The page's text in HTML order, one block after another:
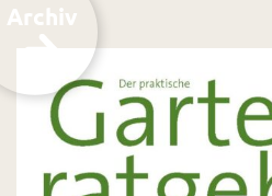
Archiv